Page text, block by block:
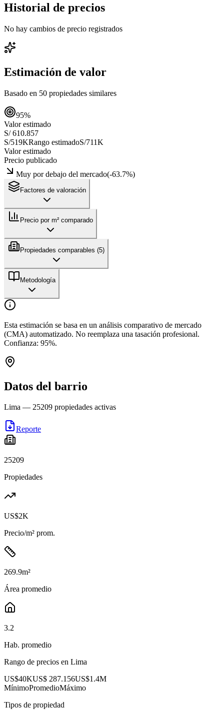
Historial de precios
No hay cambios de precio registrados
Estimación de valor
Basado en 50 propiedades similares
95%
Valor estimado
S/ 610.857
S/519KRango estimadoS/711K
Valor estimado
Precio publicado
Muy por debajo del mercado(-63.7%)
Factores de valoración
Precio por m² comparado
Propiedades comparables (5)
Metodología
Esta estimación se basa en un análisis comparativo de mercado
(CMA) automatizado. No reemplaza una tasación profesional.
Confianza: 95%.
Datos del barrio
Lima — 25209 propiedades activas
Reporte
25209
Propiedades
US$2K
Precio/m² prom.
269.9m²
Área promedio
3.2
Hab. promedio
Rango de precios en Lima
US$40KUS$ 287.156US$1.4M
MínimoPromedioMáximo
Tipos de propiedad